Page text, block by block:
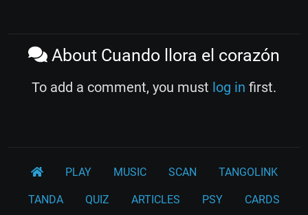
About Cuando llora el corazón
To add a comment, you must log in first.
PLAY MUSIC SCAN TANGOLINK
TANDA QUIZ ARTICLES PSY CARDS